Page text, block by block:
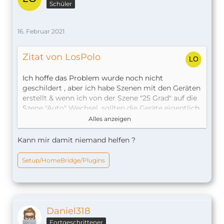
Schüler
16. Februar 2021
Zitat von LosPolo
Ich hoffe das Problem wurde noch nicht
geschildert , aber ich habe Szenen mit den Geräten
erstellt & wenn ich von der Szene "25 Grad" auf die
Szene "Auto" Wechsel, sollten die Geräte eigentlich
wieder nach dem Tado-Zeitplan heizen, jedoch
kühlen sie alle & sind auf 17 Grad eingestellt. Das
gleich passiert auch, wenn ich von Auto auf zum
Thermostate auf kühlen & stellen sich auf 17 Grad
ein.
{
Alles anzeigen
Kann mir damit niemand helfen ?
Setup/HomeBridge/Plugins
Daniel318
Fortgeschrittener